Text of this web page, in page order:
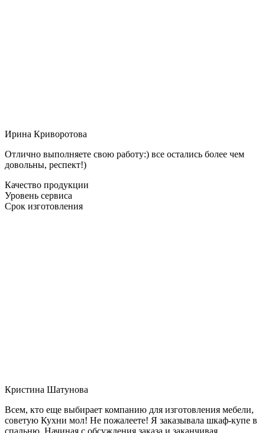
Ирина Криворотова
Отлично выполняете свою работу:) все остались более чем
довольны, респект!)
Качество продукции
Уровень сервиса
Срок изготовления
Кристина Шатунова
Всем, кто еще выбирает компанию для изготовления мебели,
советую Кухни мол! Не пожалеете! Я заказывала шкаф-купе в
спальню. Начиная с обсуждения заказа и заканчивая